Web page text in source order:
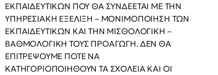
ΕΚΠΑΙΔΕΥΤΙΚΩΝ ΠΟΥ ΘΑ ΣΥΝΔΕΕΤΑΙ ΜΕ ΤΗΝ
ΥΠΗΡΕΣΙΑΚΗ ΕΞΕΛΙΞΗ – ΜΟΝΙΜΟΠΟΙΗΣΗ ΤΩΝ
ΕΚΠΑΙΔΕΥΤΙΚΩΝ ΚΑΙ ΤΗΝ ΜΙΣΘΟΛΟΓΙΚΗ –
ΒΑΘΜΟΛΟΓΙΚΗ ΤΟΥΣ ΠΡΟΑΓΩΓΗ. ΔΕΝ ΘΑ
ΕΠΙΤΡΕΨΟΥΜΕ ΠΟΤΕ ΝΑ
ΚΑΤΗΓΟΡΙΟΠΟΙΗΘΟΥΝ ΤΑ ΣΧΟΛΕΙΑ ΚΑΙ ΟΙ